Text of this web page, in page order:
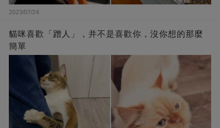
2023/07/24
貓咪喜歡「蹭人」，并不是喜歡你，沒你想的那麼
簡單